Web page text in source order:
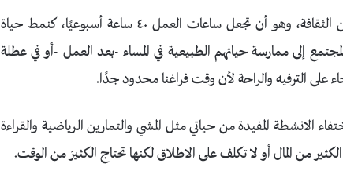
تستخدم الشركات أداة فعالة لتحافظ على هذا النوع من الثقافة، وهو أن تجعل ساعات العمل ٤٠ ساعة أسبوعيًا، كنمط حياة
إلى ممارسة حياتهم الطبيعية في المساء -بعد العمل -أو في عطلة
على الترفيه والراحة لأن وقت فراغنا محدود جدًا.
الانشطة المفيدة من حياتي مثل المشي والتمارين الرياضية والقراءة
من المال أو لا تكلف على الاطلاق لكنها تحتاج الكثيرَ من الوقت.